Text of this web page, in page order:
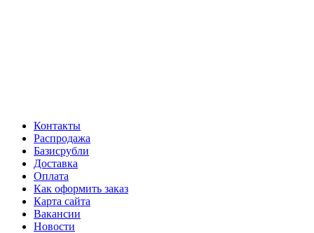
Контакты
Распродажа
Базисрубли
Доставка
Оплата
Как оформить заказ
Карта сайта
Вакансии
Новости